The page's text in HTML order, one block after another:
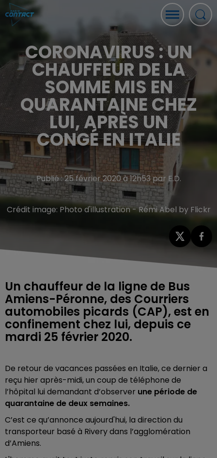
CORONAVIRUS : UN
CHAUFFEUR DE LA
SOMME MIS EN
QUARANTAINE CHEZ
LUI, APRÈS UN
CONGÉ EN ITALIE
Publié : 25 février 2020 à 12h53 par E.D.
Crédit image: Photo d'illustration - Rémi Abel by Flickr
Un chauffeur de la ligne de Bus
Amiens-Péronne, des Courriers
automobiles picards (CAP), est en
confinement chez lui, depuis ce
mardi 25 février 2020.
De retour de vacances passées en Italie, ce dernier a
reçu hier après-midi,un coup de téléphone de
l’hôpital lui demandant d’observer une période de
quarantaine de deux semaines.
C’est ce qu’annonce aujourd'hui, la direction du
transporteur basé à Rivery dans l’agglomération
d’Amiens.